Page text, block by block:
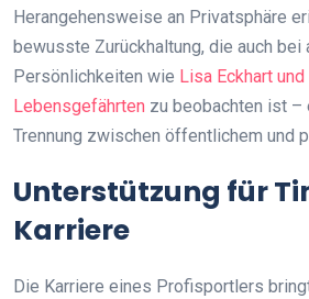
Herangehensweise an Privatsphäre
bewusste Zurückhaltung, die auch bei
Persönlichkeiten wie Lisa Eckhart
Lebensgefährten zu beobachten ist –
Trennung zwischen öffentlichem und
Unterstützung für
Karriere
Die Karriere eines Profisportlers